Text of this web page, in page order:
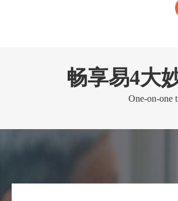
畅享易4大
One-on-one